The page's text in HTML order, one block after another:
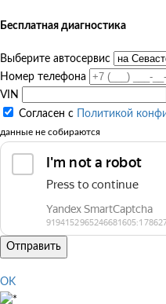
Бесплатная диагностика
Выберите автосервис
Номер телефона
VIN
Согласен с
Политикой
данные не собираются
Отправить
OK